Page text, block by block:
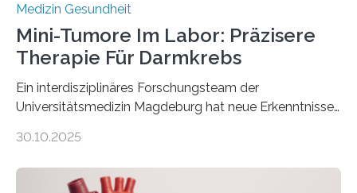
Medizin Gesundheit
Mini-Tumore Im Labor: Präzisere
Therapie Für Darmkrebs
Ein interdisziplinäres Forschungsteam der
Universitätsmedizin Magdeburg hat neue Erkenntnisse
behandelt werden kann. In ihrer aktuellen Studie,
Oncology, zeigen die Forschenden, dass Mini-Tumore
30.10.2025